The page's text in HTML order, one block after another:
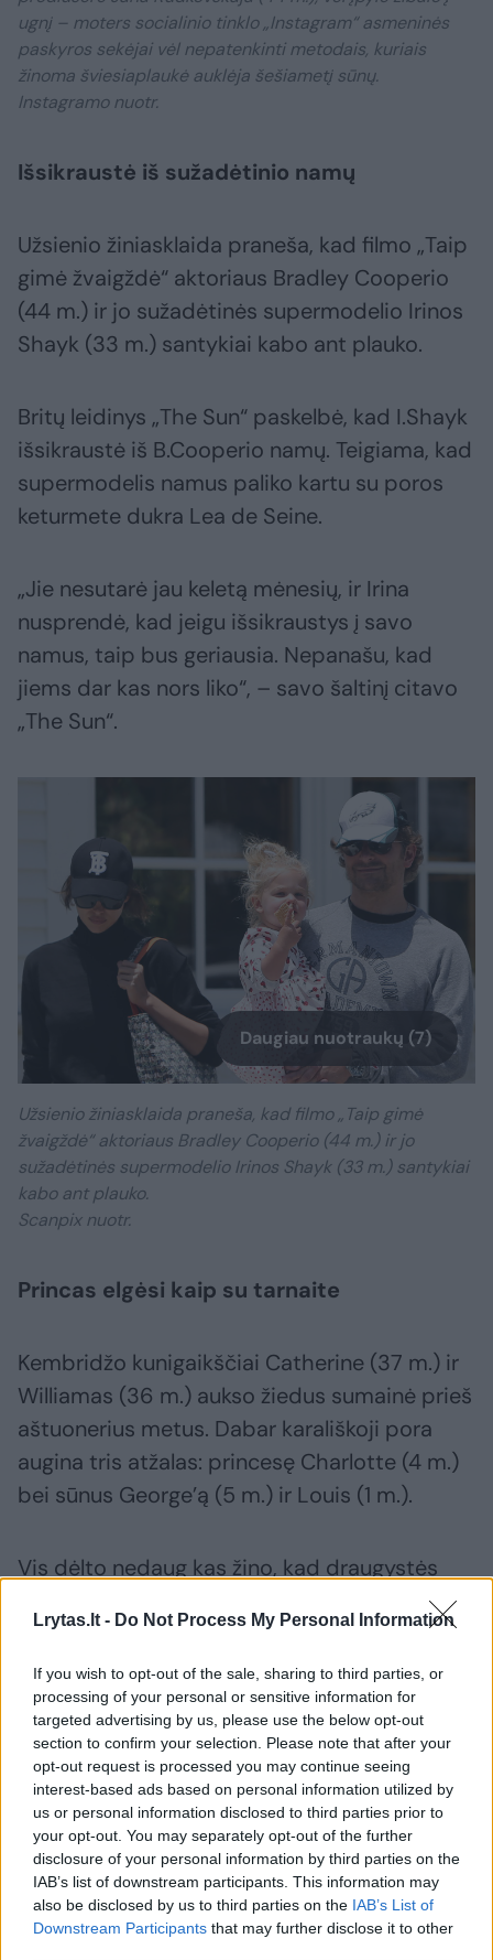
Lrytas.lt - Do Not Process My Personal Information
If you wish to opt-out of the sale, sharing to third parties, or
processing of your personal or sensitive information for
targeted advertising by us, please use the below opt-out
section to confirm your selection. Please note that after your
opt-out request is processed you may continue seeing
interest-based ads based on personal information utilized by
us or personal information disclosed to third parties prior to
your opt-out. You may separately opt-out of the further
disclosure of your personal information by third parties on the
IAB’s list of downstream participants. This information may
also be disclosed by us to third parties on the IAB’s List of
Downstream Participants that may further disclose it to other
ugnį – moters socialinio tinklo „Instagram“ asmeninės
paskyros sekėjai vėl nepatenkinti metodais, kuriais
žinoma šviesiaplaukė auklėja šešiametį sūnų.
Instagramo nuotr.
Išsikraustė iš sužadėtinio namų
Užsienio žiniasklaida praneša, kad filmo „Taip
gimė žvaigždė“ aktoriaus Bradley Cooperio
(44 m.) ir jo sužadėtinės supermodelio Irinos
Shayk (33 m.) santykiai kabo ant plauko.
Britų leidinys „The Sun“ paskelbė, kad I.Shayk
išsikraustė iš B.Cooperio namų. Teigiama, kad
supermodelis namus paliko kartu su poros
keturmete dukra Lea de Seine.
„Jie nesutarė jau keletą mėnesių, ir Irina
nusprendė, kad jeigu išsikraustys į savo
namus, taip bus geriausia. Nepanašu, kad
jiems dar kas nors liko“, – savo šaltinį citavo
„The Sun“.
Daugiau nuotraukų (7)
Užsienio žiniasklaida praneša, kad filmo „Taip gimė
žvaigždė“ aktoriaus Bradley Cooperio (44 m.) ir jo
sužadėtinės supermodelio Irinos Shayk (33 m.) santykiai
kabo ant plauko.
Scanpix nuotr.
Princas elgėsi kaip su tarnaite
Kembridžo kunigaikščiai Catherine (37 m.) ir
Williamas (36 m.) aukso žiedus sumainė prieš
aštuonerius metus. Dabar karališkoji pora
augina tris atžalas: princesę Charlotte (4 m.)
bei sūnus George’ą (5 m.) ir Louis (1 m.).
Vis dėlto nedaug kas žino, kad draugystės
pradžioje viskas nebuvo taip gražu, kaip yra
dabar. Pasak karališkosios šeimos biografo
Andrew Mortono, princas su Catherine labiau
elgėsi kaip su tarnaite, o ne su mergina.
Tęsiant jo įžvalgas, beveik prieš dvidešimt
metų universitete su Catherine susipažinęs
Williamas buvo užsispyręs vaikinas.
„Jai nepatiko būti ignoruojamai ir jaustis taip,
tarsi jos nė nebūtų. Jis tikėjosi, kad Catherine